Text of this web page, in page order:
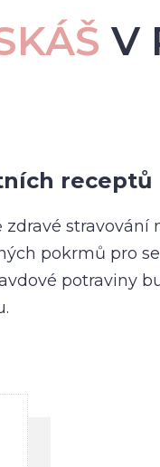
V
receptů
stravování
pokrmů pro
potraviny